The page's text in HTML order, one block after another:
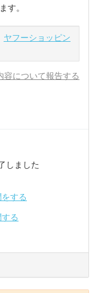
す。
ヤフーショッピン
容について報告する
しました
する
る